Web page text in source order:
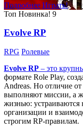
Подробнее Играть!
Топ Новинка! 9
Evolve RP
RPG Ролевые
Evolve RP – это
формате Role Play,
Andreas. Но отличие
выполняют миссии, а
жизнью: устраиваются
организации и
строгим RP-правилам.